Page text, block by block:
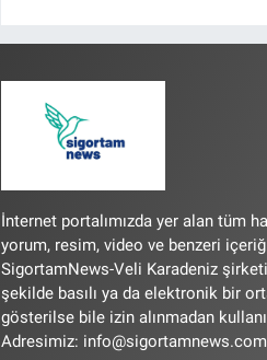
İnternet portalımızda yer alan tüm
yorum, resim, video ve benzeri
SigortamNews-Veli Karadeniz
şekilde basılı ya da elektronik bir
gösterilse bile izin alınmadan
Adresimiz: info@sigortamnews.com